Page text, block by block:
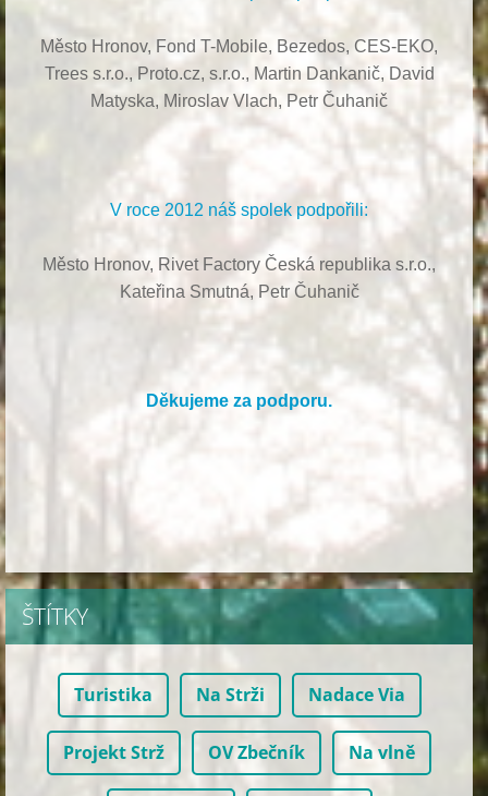
Město Hronov, Fond T-Mobile, Bezedos, CES-EKO,
Trees s.r.o., Proto.cz, s.r.o., Martin Dankanič, David
Matyska, Miroslav Vlach, Petr Čuhanič
V roce 2012 náš spolek podpořili:
Město Hronov, Rivet Factory Česká republika s.r.o.,
Kateřina Smutná, Petr Čuhanič
Děkujeme za podporu.
ŠTÍTKY
Turistika Na Strži Nadace Via
Projekt Strž OV Zbečník Na vlně